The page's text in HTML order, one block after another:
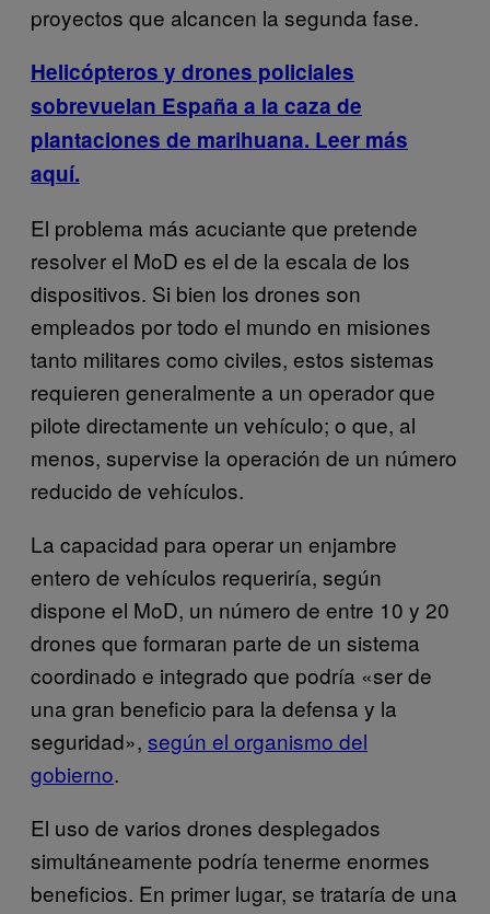
proyectos que alcancen la segunda fase.
Helicópteros y drones policiales
sobrevuelan España a la caza de
plantaciones de marihuana. Leer más
aquí.
El problema más acuciante que pretende
resolver el MoD es el de la escala de los
dispositivos. Si bien los drones son
empleados por todo el mundo en misiones
tanto militares como civiles, estos sistemas
requieren generalmente a un operador que
pilote directamente un vehículo; o que, al
menos, supervise la operación de un número
reducido de vehículos.
La capacidad para operar un enjambre
entero de vehículos requeriría, según
dispone el MoD, un número de entre 10 y 20
drones que formaran parte de un sistema
coordinado e integrado que podría «ser de
una gran beneficio para la defensa y la
seguridad», según el organismo del
gobierno.
El uso de varios drones desplegados
simultáneamente podría tenerme enormes
beneficios. En primer lugar, se trataría de una